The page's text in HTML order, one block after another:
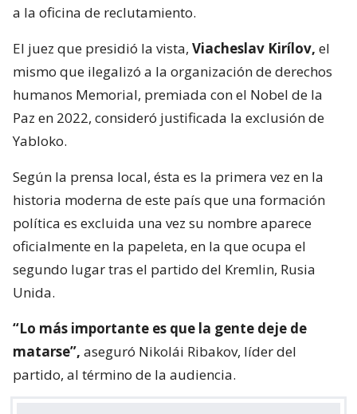
a la oficina de reclutamiento.
El juez que presidió la vista, Viacheslav Kirílov, el
mismo que ilegalizó a la organización de derechos
humanos Memorial, premiada con el Nobel de la
Paz en 2022, consideró justificada la exclusión de
Yabloko.
Según la prensa local, ésta es la primera vez en la
historia moderna de este país que una formación
política es excluida una vez su nombre aparece
oficialmente en la papeleta, en la que ocupa el
segundo lugar tras el partido del Kremlin, Rusia
Unida.
“Lo más importante es que la gente deje de
matarse”, aseguró Nikolái Ribakov, líder del
partido, al término de la audiencia.